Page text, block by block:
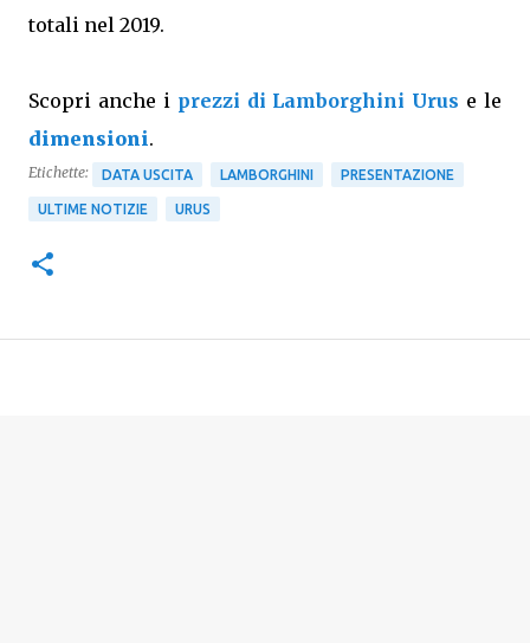
totali nel 2019.
Scopri anche i prezzi di Lamborghini Urus e le
dimensioni.
Etichette: DATA USCITA LAMBORGHINI PRESENTAZIONE
ULTIME NOTIZIE URUS